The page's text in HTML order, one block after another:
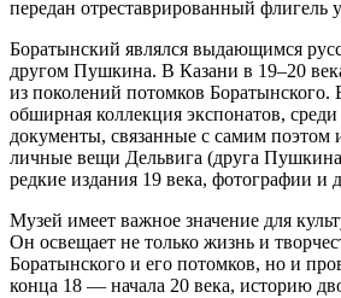
передан отреставрированный флигель
Боратынский являлся выдающимся
другом Пушкина. В Казани в 19–20
из поколений потомков Боратынского.
обширная коллекция экспонатов,
документы, связанные с самим поэтом
личные вещи Дельвига (друга Пушкина
редкие издания 19 века, фотографии и
Музей имеет важное значение для
Он освещает не только жизнь и
Боратынского и его потомков, но и
конца 18 — начала 20 века, историю